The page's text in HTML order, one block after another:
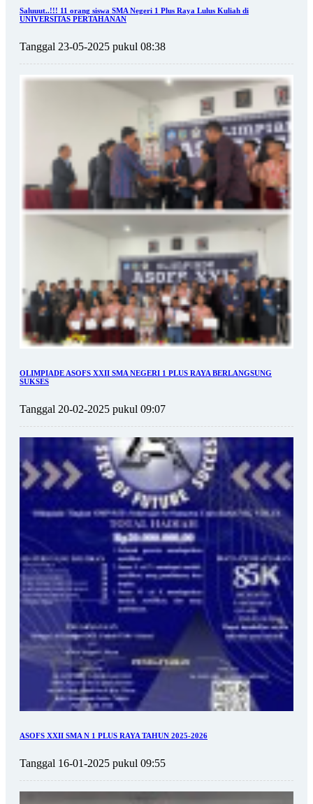
Saluuut..!!! 11 orang siswa SMA Negeri 1 Plus Raya Lulus Kuliah di
UNIVERSITAS PERTAHANAN
Tanggal 23-05-2025 pukul 08:38
OLIMPIADE ASOFS XXII SMA NEGERI 1 PLUS RAYA BERLANGSUNG
SUKSES
Tanggal 20-02-2025 pukul 09:07
ASOFS XXII SMA N 1 PLUS RAYA TAHUN 2025-2026
Tanggal 16-01-2025 pukul 09:55